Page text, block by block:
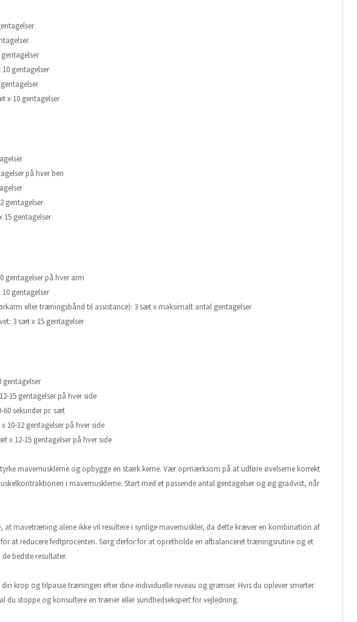
gentagelser
x 10 gentagelser
på hver ben
gentagelser
gentagelser
gentagelser på hver arm
gentagelser
eller træningsbånd til assistance): 3 sæt x maksimalt antal gentagelser
3 sæt x 15 gentagelser
gentagelser
15 gentagelser på hver side
sekunder pr. sæt
10-12 gentagelser på hver side
x 12-15 gentagelser på hver side
mavemusklerne og opbygge en stærk kerne. Vær opmærksom på at udføre øvelserne korrekt
i mavemusklerne. Start med et passende antal gentagelser og øg gradvist, når
at mavetræning alene ikke vil resultere i synlige mavemuskler, da dette kræver en kombination af
at reducere fedtprocenten. Sørg derfor for at opretholde en afbalanceret træningsrutine og et
bedste resultater.
krop og tilpasse træningen efter dine individuelle niveau og grænser. Hvis du oplever smerter
du stoppe og konsultere en træner eller sundhedsekspert for vejledning.